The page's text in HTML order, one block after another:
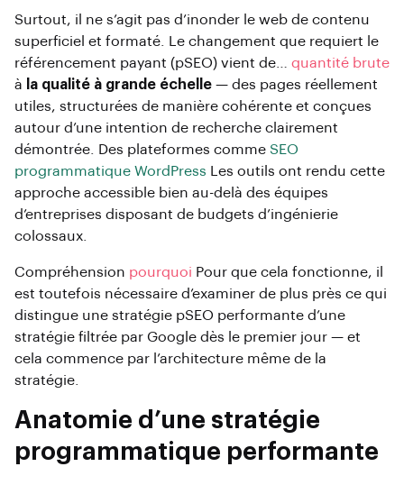
Surtout, il ne s’agit pas d’inonder le web de contenu
superficiel et formaté. Le changement que requiert le
référencement payant (pSEO) vient de… quantité brute
à
la qualité à grande échelle — des pages réellement
utiles, structurées de manière cohérente et conçues
autour d’une intention de recherche clairement
démontrée. Des plateformes comme SEO
programmatique WordPress Les outils ont rendu cette
approche accessible bien au-delà des équipes
d’entreprises disposant de budgets d’ingénierie
colossaux.
Compréhension pourquoi Pour que cela fonctionne, il
est toutefois nécessaire d’examiner de plus près ce qui
distingue une stratégie pSEO performante d’une
stratégie filtrée par Google dès le premier jour — et
cela commence par l’architecture même de la
stratégie.
Anatomie d’une stratégie
programmatique performante